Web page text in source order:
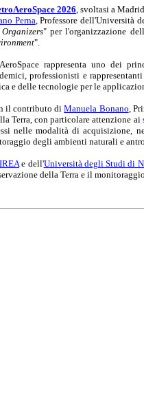
2026, svoltasi a
Perna, Professore dell'Università
" per l'organizzazione
".
rappresenta uno dei
professionisti e
e delle tecnologie per le
il contributo diManuela Bonano,
Terra, con particolare attenzione
nelle modalità di acquisizione,
degli ambienti naturali e
e dell'Università degli Studi di
della Terra e il